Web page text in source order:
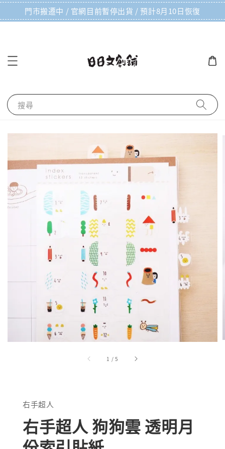
門市搬遷中 / 官網目前暫停出貨 / 預計8月10日恢復
搜尋
1 /5
右手超人
右手超人 狗狗雲 透明月